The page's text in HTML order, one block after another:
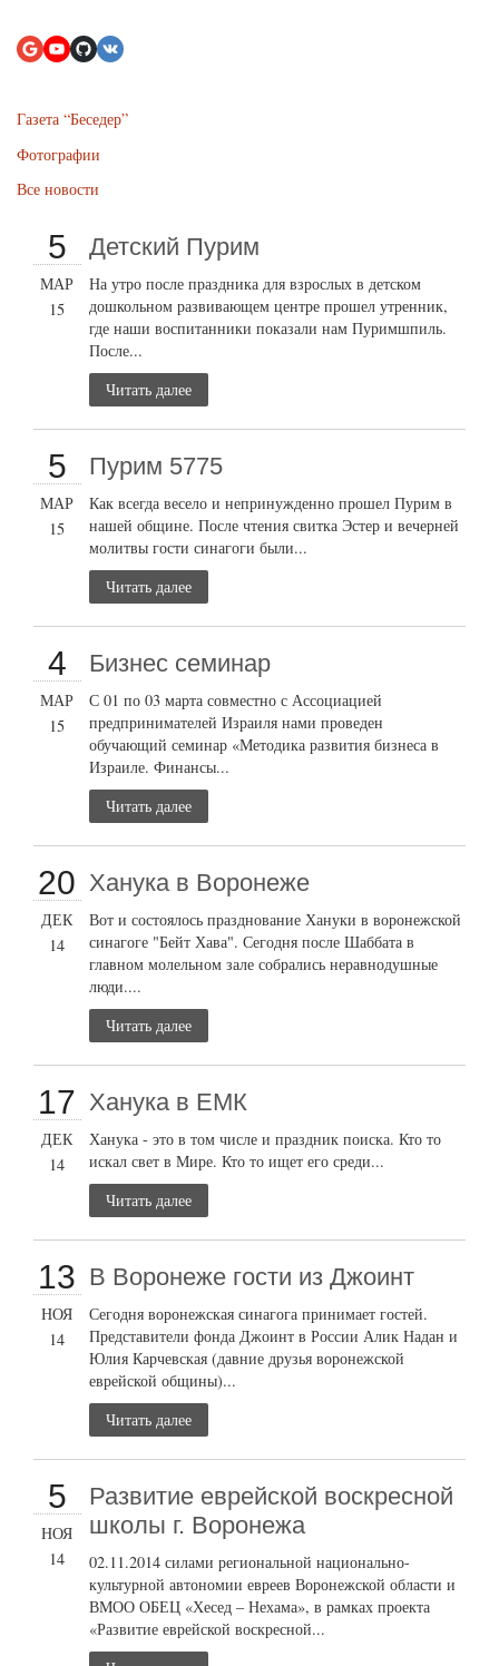
Газета “Беседер”
Фотографии
Все новости
5
МАР
15
Детский Пурим
На утро после праздника для взрослых в детском
дошкольном развивающем центре прошел утренник,
где наши воспитанники показали нам Пуримшпиль.
После...
Читать далее
5
МАР
15
Пурим 5775
Как всегда весело и непринужденно прошел Пурим в
нашей общине. После чтения свитка Эстер и вечерней
молитвы гости синагоги были...
Читать далее
4
МАР
15
Бизнес семинар
С 01 по 03 марта совместно с Ассоциацией
предпринимателей Израиля нами проведен
обучающий семинар «Методика развития бизнеса в
Израиле. Финансы...
Читать далее
20
ДЕК
14
Ханука в Воронеже
Вот и состоялось празднование Хануки в воронежской
синагоге "Бейт Хава". Сегодня после Шаббата в
главном молельном зале собрались неравнодушные
люди....
Читать далее
17
ДЕК
14
Ханука в ЕМК
Ханука - это в том числе и праздник поиска. Кто то
искал свет в Мире. Кто то ищет его среди...
Читать далее
13
НОЯ
14
В Воронеже гости из Джоинт
Сегодня воронежская синагога принимает гостей.
Представители фонда Джоинт в России Алик Надан и
Юлия Карчевская (давние друзья воронежской
еврейской общины)...
Читать далее
5
НОЯ
14
Развитие еврейской воскресной
школы г. Воронежа
02.11.2014 силами региональной национально-
культурной автономии евреев Воронежской области и
ВМОО ОБЕЦ «Хесед – Нехама», в рамках проекта
«Развитие еврейской воскресной...